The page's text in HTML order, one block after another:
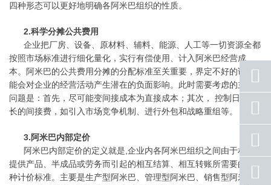
四种形态可以更好地明确各阿米巴组织的性质。
2.科学分摊公共费用
企业把厂房、设备、原材料、辅料、能源、人工等一切资源全都
按照市场标准进行细化量化，实行有偿使用、计入阿米巴经营成
本。阿米巴的公共费用分摊的分配标准至关重要，界定不好的话可
能会对企业的经营活动产生潜在的负面影响。此时需要考虑的主要
问题是：首先，尽可能变间接成本为直接成本；其次， 控制日益增
长的间接费，如引入市场竞争机制、进行外包和战略重组等。
3.阿米巴内部定价
阿米巴内部定价的定义就是,企业内各阿米巴组织之间由于相互
提供产品、半成品或劳务而引起的相互结算、相互转账所需要的一
种计价标准。主要是生产型阿米巴、管理型阿米巴、销售型阿米
座机
号码
手机
号码
qq
联系